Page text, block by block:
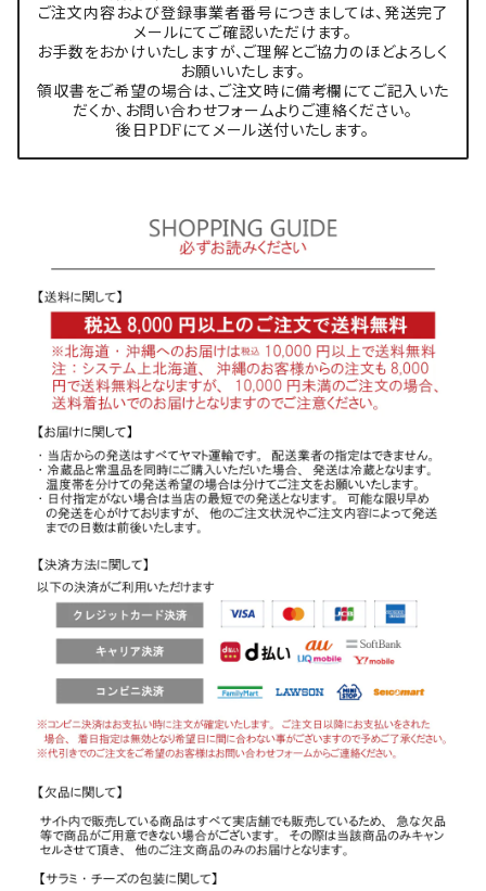
ご注文内容および登録事業者番号につきましては、発送完了
メールにてご確認いただけます。
お手数をおかけいたしますが、ご理解とご協力のほどよろしく
お願いいたします。
領収書をご希望の場合は、ご注文時に備考欄にてご記入いた
だくか、お問い合わせフォームよりご連絡ください。
後日PDFにてメール送付いたします。